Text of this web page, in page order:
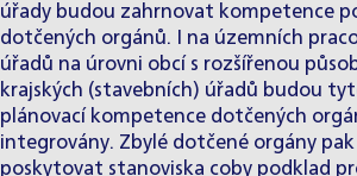
úřady budou zahrnovat kompetence
dotčených orgánů. I na územních
úřadů na úrovni obcí s rozšířenou
krajských (stavebních) úřadů budou
plánovací kompetence dotčených
integrovány. Zbylé dotčené orgány
poskytovat stanoviska coby podklad